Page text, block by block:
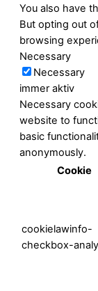
You also have
But opting out
browsing
Necessary
Necessary
immer aktiv
Necessary
website to
basic
anonymously.
Cookie
cookielawinfo-
checkbox-